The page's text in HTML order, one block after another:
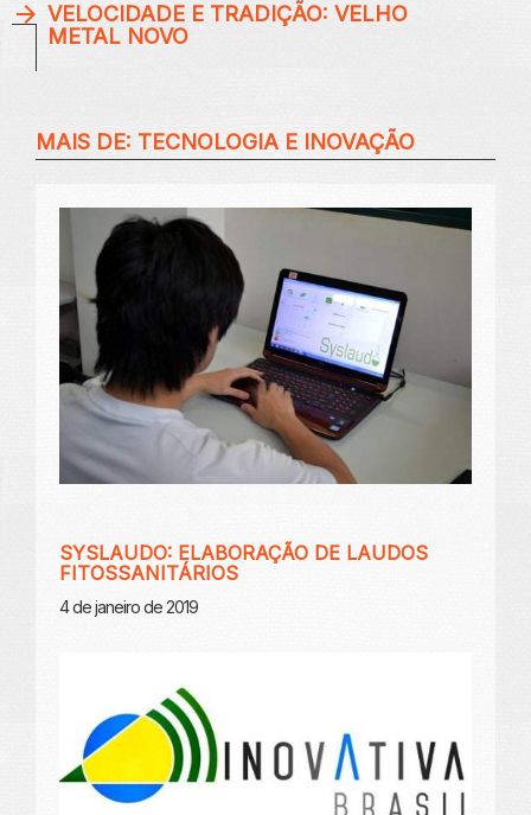
VELOCIDADE E TRADIÇÃO: VELHO
METAL NOVO
MAIS DE: TECNOLOGIA E INOVAÇÃO
SYSLAUDO: ELABORAÇÃO DE LAUDOS
FITOSSANITÁRIOS
4 de janeiro de 2019